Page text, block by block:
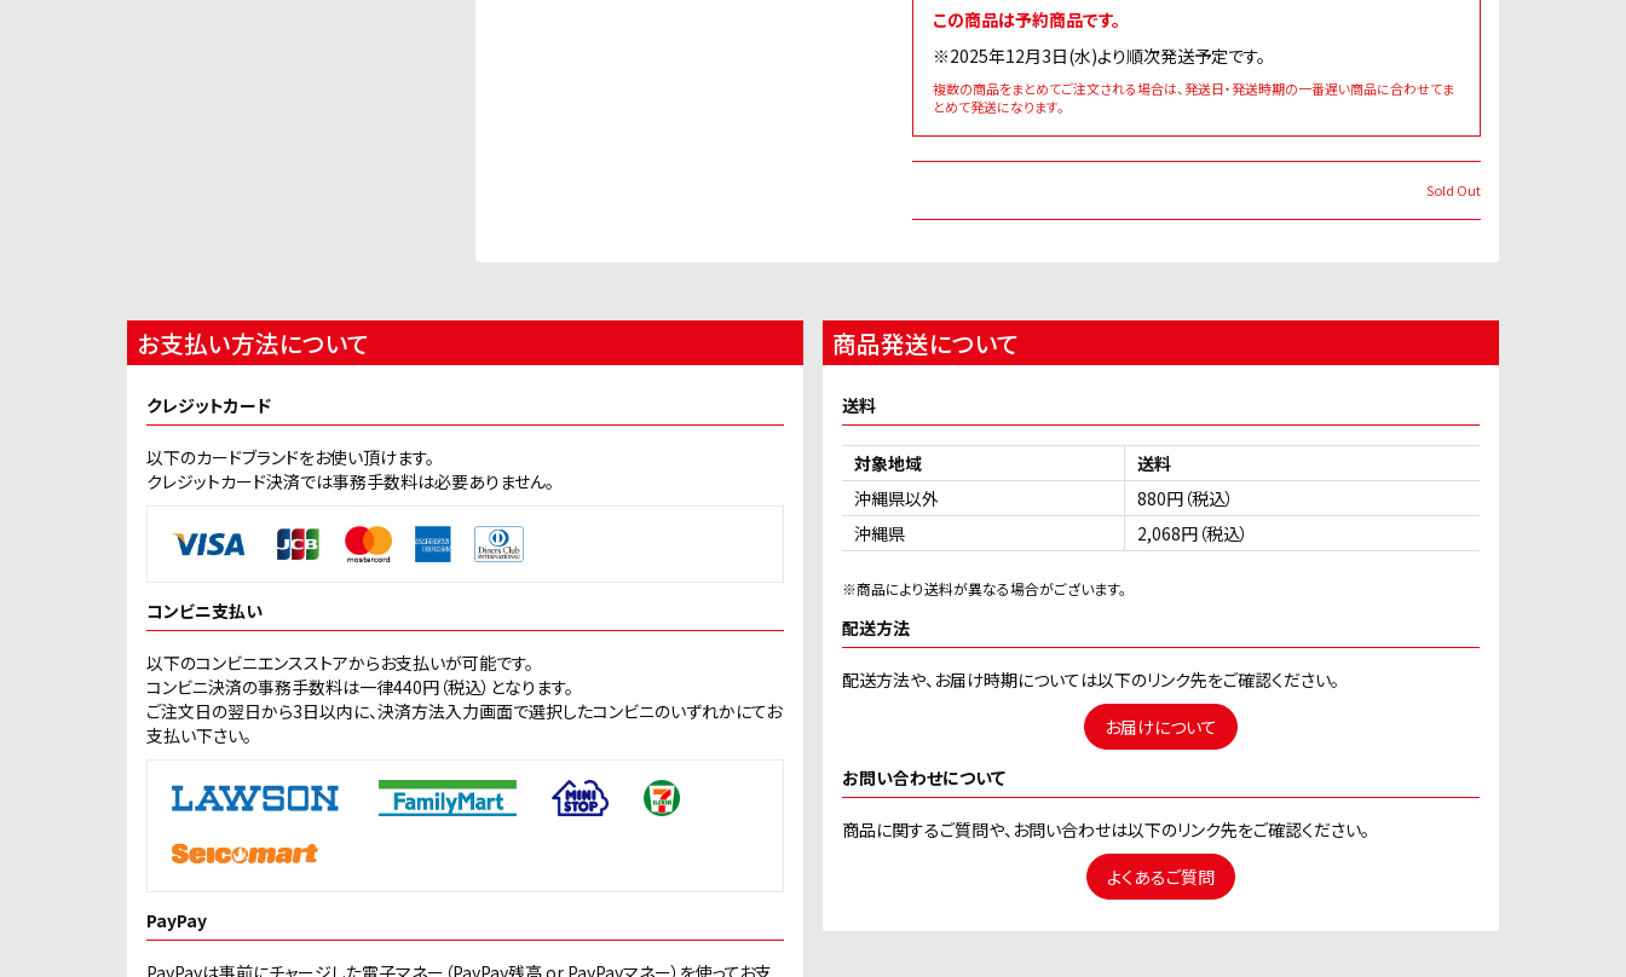
この商品は予約商品です。
※2025年12月3日(水)より順次発送予定です。
複数の商品をまとめてご注文される場合は、発送日・発送時期の一番遅い商品に合わせてま
とめて発送になります。
Sold Out
お支払い方法について
クレジットカード
以下のカードブランドをお使い頂けます。
クレジットカード決済では事務手数料は必要ありません。
コンビニ支払い
以下のコンビニエンスストアからお支払いが可能です。
コンビニ決済の事務手数料は一律440円（税込）となります。
ご注文日の翌日から3日以内に、決済方法入力画面で選択したコンビニのいずれかにてお
支払い下さい。
PayPay
PayPayは事前にチャージした電子マネー（PayPay残高 or PayPayマネー）を使ってお支
商品発送について
送料
対象地域
送料
沖縄県以外
880円（税込）
沖縄県
2,068円（税込）
※商品により送料が異なる場合がございます。
配送方法
配送方法や、お届け時期については以下のリンク先をご確認ください。
お届けについて
お問い合わせについて
商品に関するご質問や、お問い合わせは以下のリンク先をご確認ください。
よくあるご質問